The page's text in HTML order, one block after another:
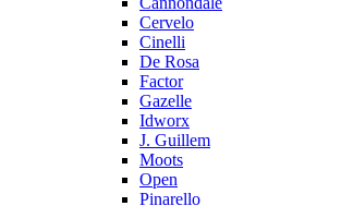
Cervelo
Cinelli
De Rosa
Factor
Gazelle
Idworx
J. Guillem
Moots
Open
Pinarello